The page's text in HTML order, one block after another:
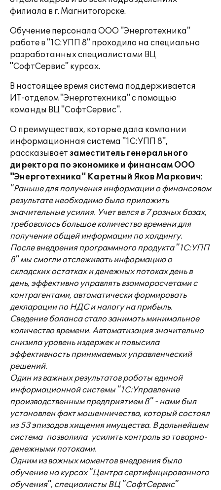
филиала в г. Магнитогорске.
Обучение персонала ООО "Энерготехника"
работе в "1С:УПП 8" проходило на специально
разработанных специалистами ВЦ
"СофтСервис" курсах.
В настоящее время система поддерживается
ИТ-отделом "Энерготехника" с помощью
команды ВЦ "СофтСервис".
О преимуществах, которые дала компании
информационная система "1С:УПП 8",
рассказывает заместитель генерального
директора по экономике и финансам ООО
"Энерготехника" Каретный Яков Маркович:
"Раньше для получения информации о финансовом
результате необходимо было приложить
значительные усилия. Учет велся в 7 разных базах,
требовалось большое количество времени для
получения общей информации по холдингу.
После внедрения программного продукта "1С:УПП
8" мы смогли отслеживать информацию о
складских остатках и денежных потоках день в
день, эффективно управлять взаиморасчетами с
контрагентами, автоматически формировать
декларации по НДС и налогу на прибыль.
Сведение баланса стало занимать минимальное
количество времени. Автоматизация значительно
снизила уровень издержек и повысила
эффективность принимаемых управленческий
решений.
Один из важных результатов работы единой
информационной системы "1С:Управление
производственным предприятием 8" - нами был
установлен факт мошенничества, который состоял
из 53 эпизодов хищения имущества. В дальнейшем
система позволила усилить контроль за товарно-
денежными потоками.
Одним из важных моментов внедрения было
обучение на курсах "Центра сертифицированного
обучения", специалисты ВЦ "СофтСервис"